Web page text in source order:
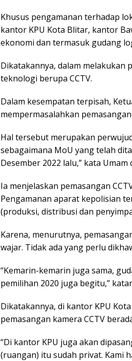
Khusus pengamanan terhadap
kantor KPU Kota Blitar, kantor
ekonomi dan termasuk gudang
Dikatakannya, dalam melakukan
teknologi berupa CCTV.
Dalam kesempatan terpisah,
mempermasalahkan
Hal tersebut merupakan
sebagaimana MoU yang telah
Desember 2022 lalu,” kata
Ia menjelaskan pemasangan
Pengamanan aparat kepolisian
(produksi, distribusi dan
Karena, menurutnya,
wajar. Tidak ada yang perlu
“Kemarin-kemarin juga sama,
pemilihan 2020 juga begitu,”
Dikatakannya, di kantor KPU
pemasangan kamera CCTV
“Di kantor KPU juga akan
(ruangan) itu sudah privat. Kami